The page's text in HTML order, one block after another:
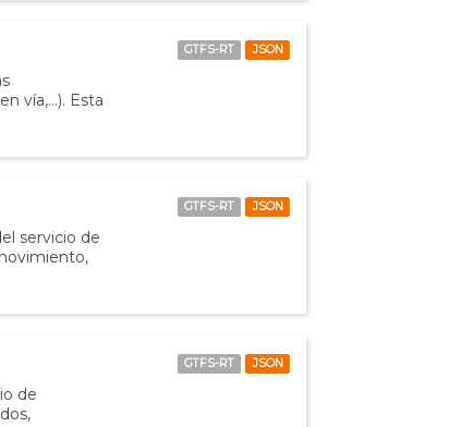
vía,...). Esta
GTFS-RT JSON
servicio de
GTFS-RT JSON
de
GTFS-RT JSON